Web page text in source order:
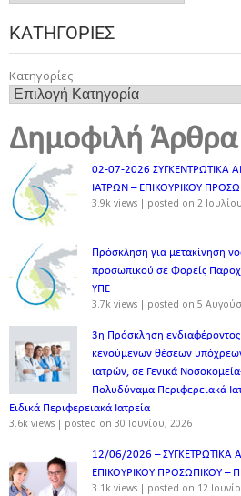
ΚΑΤΗΓΟΡΊΕΣ
Κατηγορίες
Δημοφιλή Άρθρα
02-07-2026 ΣΥΓΚΕΝΤΡΩΤΙΚΑ
ΙΑΤΡΩΝ – ΕΠΙΚΟΥΡΙΚΟΥ
3.9k views | posted on 2
Πρόσκληση για μετακίνηση
προσωπικού σε Φορείς
ΥΠΕ
3.7k views | posted on 5
3η Πρόσκληση
κενούμενων θέσεων
ιατρών, σε Γενικά
Πολυδύναμα Περιφερειακά
Ειδικά Περιφερειακά Ιατρεία
3.6k views | posted on 30 Ιουνίου, 2026
12/06/2026 – ΣΥΓΚΕΤΡΩΤΙΚΑ
ΕΠΙΚΟΥΡΙΚΟΥ ΠΡΟΣΩΠΙΚΟΥ –
3.1k views | posted on 12